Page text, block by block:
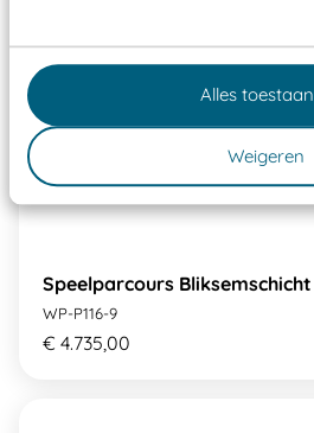
Alles toestaan
Weigeren
Speelparcours Bliksemschicht
WP-P116-9
€ 4.735,00